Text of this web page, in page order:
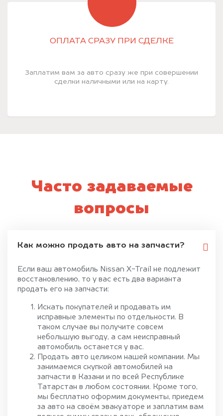
ОПЛАТА СРАЗУ ПРИ СДЕЛКЕ
Заплатим вам за авто сразу же при совершении
сделки наличными или на карту.
Часто задаваемые
вопросы
Как можно продать авто на запчасти?
Если ваш автомобиль Nissan X-Trail не подлежит
восстановлению, то у вас есть два варианта
продать его на запчасти:
Искать покупателей и продавать им
исправные элементы по отдельности. В
таком случае вы получите совсем
небольшую выгоду, а сам неисправный
автомобиль останется у вас.
Продать авто целиком нашей компании. Мы
занимаемся скупкой автомобилей на
запчасти в Казани и по всей Республике
Татарстан в любом состоянии. Кроме того,
мы бесплатно оформим документы, приедем
за авто на своём эвакуаторе и заплатим вам